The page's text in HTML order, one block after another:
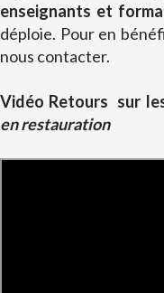
enseignants et
déploie. Pour en
nous contacter.
Vidéo Retours sur
en restauration